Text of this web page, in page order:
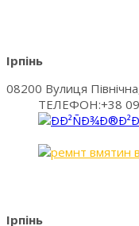
Ірпінь
08200 Вулиця
ТЕЛЕФОН:+38
Ірпінь